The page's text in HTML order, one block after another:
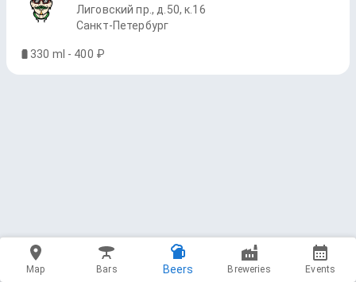
Лиговский пр., д.50, к.16
Санкт-Петербург
330 ml - 400 ₽
Map Bars Beers Breweries Events